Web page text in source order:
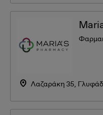
Λαζαράκη 35,